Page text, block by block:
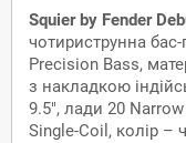
Squier by Fender
чотириструнна бас-
Precision Bass,
з накладкою
9.5", лади 20
Single-Coil, колір –